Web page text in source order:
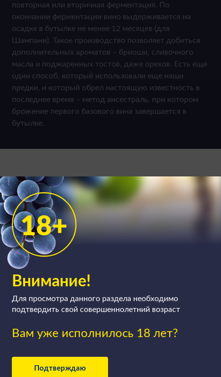
Внимание!
Для просмотра данного раздела необходимо
подтвердить свой совершеннолетний возраст
Вам уже исполнилось 18 лет?
Подтверждаю
повторная или вторичная ферментация. По
окончании ферментации вино выдерживается на
осадке в бутылке не менее 12 месяцев (для
Шампани). Такое производство позволяет добиться
дополнительных ароматов – бриоши, сливочного
масла и поджаренных тостов, даже орехов. Есть еще
один способ, который использовали еще наши
предки, и который обрел настоящую известность в
последнее время – метод ансестраль, при котором
брожение первого базового вина завершается в
бутылке.